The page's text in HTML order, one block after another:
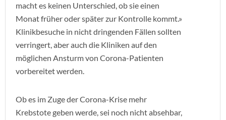
macht es keinen Unterschied, ob sie einen
Monat früher oder später zur Kontrolle kommt.»
Klinikbesuche in nicht dringenden Fällen sollten
verringert, aber auch die Kliniken auf den
möglichen Ansturm von Corona-Patienten
vorbereitet werden.
Ob es im Zuge der Corona-Krise mehr
Krebstote geben werde, sei noch nicht absehbar,